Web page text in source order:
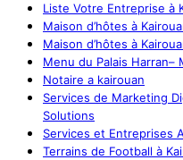
Liste Votre Entreprise à
Maison d’hôtes à
Maison d’hôtes à
Menu du Palais Harran–
Notaire a kairouan
Services de Marketing
Solutions
Services et Entreprises
Terrains de Football à